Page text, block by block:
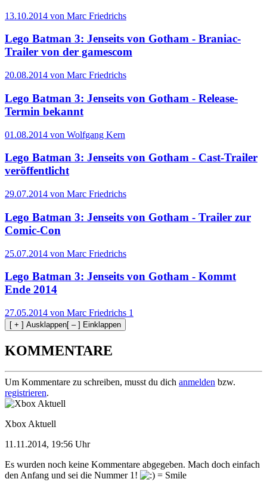
13.10.2014 von Marc Friedrichs
Lego Batman 3: Jenseits von Gotham - Braniac-
Trailer von der gamescom
20.08.2014 von Marc Friedrichs
Lego Batman 3: Jenseits von Gotham - Release-
Termin bekannt
01.08.2014 von Wolfgang Kern
Lego Batman 3: Jenseits von Gotham - Cast-Trailer
veröffentlicht
29.07.2014 von Marc Friedrichs
Lego Batman 3: Jenseits von Gotham - Trailer zur
Comic-Con
25.07.2014 von Marc Friedrichs
Lego Batman 3: Jenseits von Gotham - Kommt
Ende 2014
27.05.2014 von Marc Friedrichs 1
[ + ] Ausklappen[ – ] Einklappen
KOMMENTARE
Um Kommentare zu schreiben, musst du dich anmelden bzw.
registrieren.
Xbox Aktuell
11.11.2014, 19:56 Uhr
Es wurden noch keine Kommentare abgegeben. Mach doch einfach
den Anfang und sei die Nummer 1!